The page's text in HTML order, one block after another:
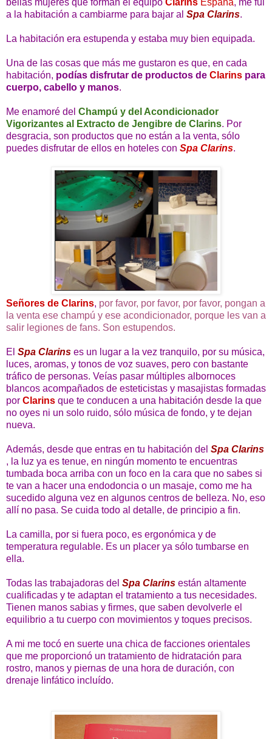
a la habitación a cambiarme para bajar al Spa Clarins.
La habitación era estupenda y estaba muy bien equipada.
Una de las cosas que más me gustaron es que, en cada
habitación, podías disfrutar de productos de Clarins para
cuerpo, cabello y manos.
Me enamoré del Champú y del Acondicionador
Vigorizantes al Extracto de Jengibre de Clarins. Por
desgracia, son productos que no están a la venta, sólo
puedes disfrutar de ellos en hoteles con Spa Clarins.
Señores de Clarins, por favor, por favor, por favor, pongan a
la venta ese champú y ese acondicionador, porque les van a
salir legiones de fans. Son estupendos.
El Spa Clarins es un lugar a la vez tranquilo, por su música,
luces, aromas, y tonos de voz suaves, pero con bastante
tráfico de personas. Veías pasar múltiples albornoces
blancos acompañados de esteticistas y masajistas formadas
por Clarins que te conducen a una habitación desde la que
no oyes ni un solo ruido, sólo música de fondo, y te dejan
nueva.
Además, desde que entras en tu habitación del Spa Clarins
, la luz ya es tenue, en ningún momento te encuentras
tumbada boca arriba con un foco en la cara que no sabes si
te van a hacer una endodoncia o un masaje, como me ha
sucedido alguna vez en algunos centros de belleza. No, eso
allí no pasa. Se cuida todo al detalle, de principio a fin.
La camilla, por si fuera poco, es ergonómica y de
temperatura regulable. Es un placer ya sólo tumbarse en
ella.
Todas las trabajadoras del Spa Clarins están altamente
cualificadas y te adaptan el tratamiento a tus necesidades.
Tienen manos sabias y firmes, que saben devolverle el
equilibrio a tu cuerpo con movimientos y toques precisos.
A mi me tocó en suerte una chica de facciones orientales
que me proporcionó un tratamiento de hidratación para
rostro, manos y piernas de una hora de duración, con
drenaje linfático incluído.